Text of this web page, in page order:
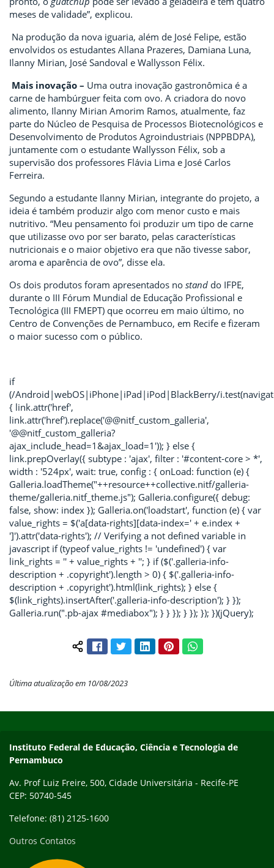
meses de validade”, explicou.
Na produção da nova iguaria, além de José Felipe, estão
envolvidos os estudantes Allana Prazeres, Damiana Luna,
Ilanny Mirian, José Sandoval e Wallysson Félix.
Mais inovação – Uma outra inovação gastronômica é a
carne de hambúrguer feita com ovo. A criadora do novo
alimento, Ilanny Mirian Amorim Ramos, atualmente, faz
parte do Núcleo de Pesquisa de Processos Biotecnológicos e
Desenvolvimento de Produtos Agroindustriais (NPPBDPA),
juntamente com o estudante Wallysson Félix, sob a
supervisão dos professores Flávia Lima e José Carlos
Ferreira.
Segundo a estudante Ilanny Mirian, integrante do projeto, a
ideia é também produzir algo com menor custo e mais
nutritivo. “Meu pensamento foi produzir um tipo de carne
que utilizasse ovo por ser barato, pelas características
nutricionais e o maior objetivo era que não tivesse sabor,
aroma e aparência de ovo”, disse ela.
Os dois produtos foram apresentados no stand do IFPE,
durante o III Fórum Mundial de Educação Profissional e
Tecnológica (III FMEPT) que ocorreu em maio último, no
Centro de Convenções de Pernambuco, em Recife e fizeram
o maior sucesso com o público.
if
(/Android|webOS|iPhone|iPad|iPod|BlackBerry/
{ link.attr('href',
link.attr('href').replace('@@nitf_custom_galleria',
'@@nitf_custom_galleria?
ajax_include_head=1&ajax_load=1')); } else {
link.prepOverlay({ subtype : 'ajax', filter : '#content-core > *',
width : '524px', wait: true, config : { onLoad: function (e) {
Galleria.loadTheme("++resource++collective.nitf/galleria-
theme/galleria.nitf_theme.js"); Galleria.configure({ debug:
false, show: index }); Galleria.on('loadstart', function (e) { var
value_rights = $('a[data-rights][data-index=' + e.index +
']').attr('data-rights'); // Verifying a not defined variable in
javascript if (typeof value_rights != 'undefined') { var
link_rights = '' + value_rights + ''; } if ($('.galleria-info-
description + .copyright').length > 0) { $('.galleria-info-
description + .copyright').html(link_rights); } else {
$(link_rights).insertAfter('.galleria-info-description'); } });
Galleria.run(".pb-ajax #mediabox"); } } }); } }); }); })(jQuery);
Compartilhar conteúdo:
FacebookTwitterLinkedInPinterestWhatsApp
Última atualização em 10/08/2023
Instituto Federal de Educação, Ciência e Tecnologia de
Pernambuco
Av. Prof Luiz Freire, 500, Cidade Universitária - Recife-PE
CEP: 50740-545
Telefone: (81) 2125-1600
Outros Contatos